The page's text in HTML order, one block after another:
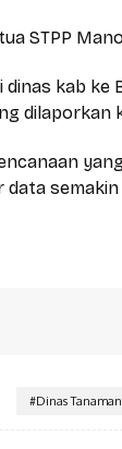
STPP
dinas kab ke
dilaporkan
data
#Dinas